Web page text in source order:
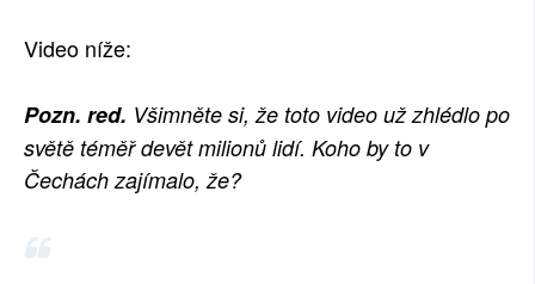
Video níže:
Pozn. red. Všimněte si, že toto video už zhlédlo po
světě téměř devět milionů lidí. Koho by to v
Čechách zajímalo, že?